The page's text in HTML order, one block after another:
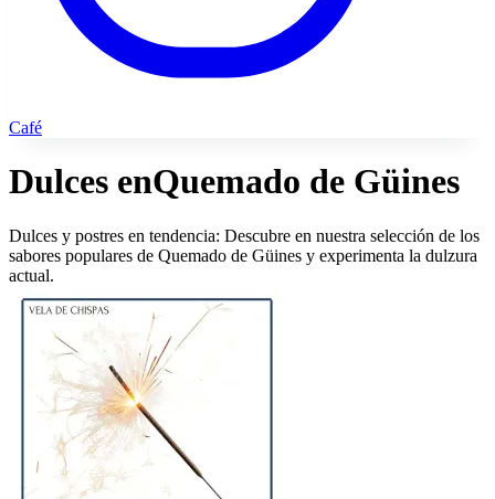
Café
Dulces enQuemado de Güines
Dulces y postres en tendencia: Descubre en nuestra selección de los
sabores populares de Quemado de Güines y experimenta la dulzura
actual.